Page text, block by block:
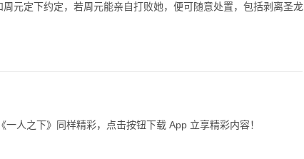
元定下约定，若周元能亲自打败她，便可随意处置，包括剥离圣龙
人之下》同样精彩，点击按钮下载 App 立享精彩内容！